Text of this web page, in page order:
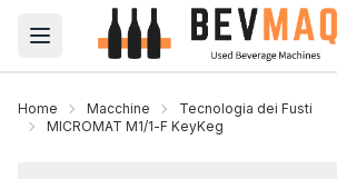
Open main menu
Home Macchine
Tecnologia dei Fusti
MICROMAT M1/1‑F KeyKeg